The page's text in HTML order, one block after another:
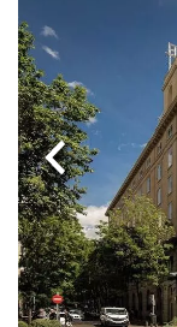
Anterior